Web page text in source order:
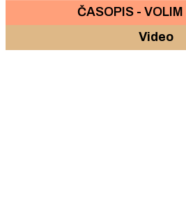
ČASOPIS - VOLIM
Video